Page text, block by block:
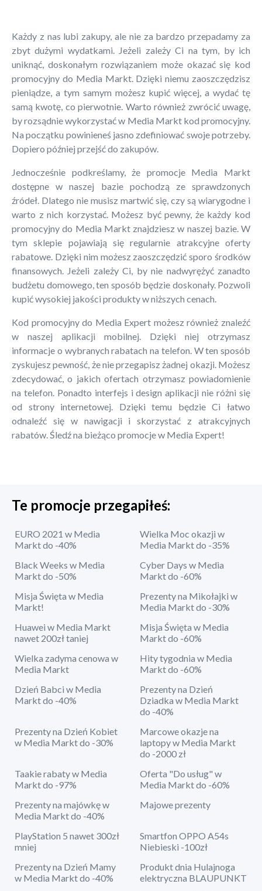
Każdy z nas lubi zakupy, ale nie za bardzo przepadamy za
zbyt dużymi wydatkami. Jeżeli zależy Ci na tym, by ich
uniknąć, doskonałym rozwiązaniem może okazać się kod
promocyjny do Media Markt. Dzięki niemu zaoszczędzisz
pieniądze, a tym samym możesz kupić więcej, a wydać tę
samą kwotę, co pierwotnie. Warto również zwrócić uwagę,
by rozsądnie wykorzystać w Media Markt kod promocyjny.
Na początku powinieneś jasno zdefiniować swoje potrzeby.
Dopiero później przejść do zakupów.
Jednocześnie podkreślamy, że promocje Media Markt
dostępne w naszej bazie pochodzą ze sprawdzonych
źródeł. Dlatego nie musisz martwić się, czy są wiarygodne i
warto z nich korzystać. Możesz być pewny, że każdy kod
promocyjny do Media Markt znajdziesz w naszej bazie. W
tym sklepie pojawiają się regularnie atrakcyjne oferty
rabatowe. Dzięki nim możesz zaoszczędzić sporo środków
finansowych. Jeżeli zależy Ci, by nie nadwyrężyć zanadto
budżetu domowego, ten sposób będzie doskonały. Pozwoli
kupić wysokiej jakości produkty w niższych cenach.
Kod promocyjny do Media Expert możesz również znaleźć
w naszej aplikacji mobilnej. Dzięki niej otrzymasz
informacje o wybranych rabatach na telefon. W ten sposób
zyskujesz pewność, że nie przegapisz żadnej okazji. Możesz
zdecydować, o jakich ofertach otrzymasz powiadomienie
na telefon. Ponadto interfejs i design aplikacji nie różni się
od strony internetowej. Dzięki temu będzie Ci łatwo
odnaleźć się w nawigacji i skorzystać z atrakcyjnych
rabatów. Śledź na bieżąco promocje w Media Expert!
Te promocje przegapiłeś:
EURO 2021 w Media
Markt do -40%
Wielka Moc okazji w
Media Markt do -35%
Black Weeks w Media
Markt do -50%
Cyber Days w Media
Markt do -60%
Misja Święta w Media
Markt!
Prezenty na Mikołajki w
Media Markt do -30%
Huawei w Media Markt
nawet 200zł taniej
Misja Święta w Media
Markt do -60%
Wielka zadyma cenowa w
Media Markt
Hity tygodnia w Media
Markt do -60%
Dzień Babci w Media
Markt do -40%
Prezenty na Dzień
Dziadka w Media Markt
do -40%
Prezenty na Dzień Kobiet
w Media Markt do -30%
Marcowe okazje na
laptopy w Media Markt
do -2000 zł
Taakie rabaty w Media
Markt do -97%
Oferta "Do usług" w
Media Markt do -60%
Prezenty na majówkę w
Media Markt do -40%
Majowe prezenty
PlayStation 5 nawet 300zł
mniej
Smartfon OPPO A54s
Niebieski -100zł
Prezenty na Dzień Mamy
w Media Markt do -40%
Produkt dnia Hulajnoga
elektryczna BLAUPUNKT